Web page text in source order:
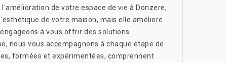
de votre espace de vie à Donzere,
de votre maison, mais elle améliore
à vous offrir des solutions
nous vous accompagnons à chaque étape de
formées et expérimentées, comprennent